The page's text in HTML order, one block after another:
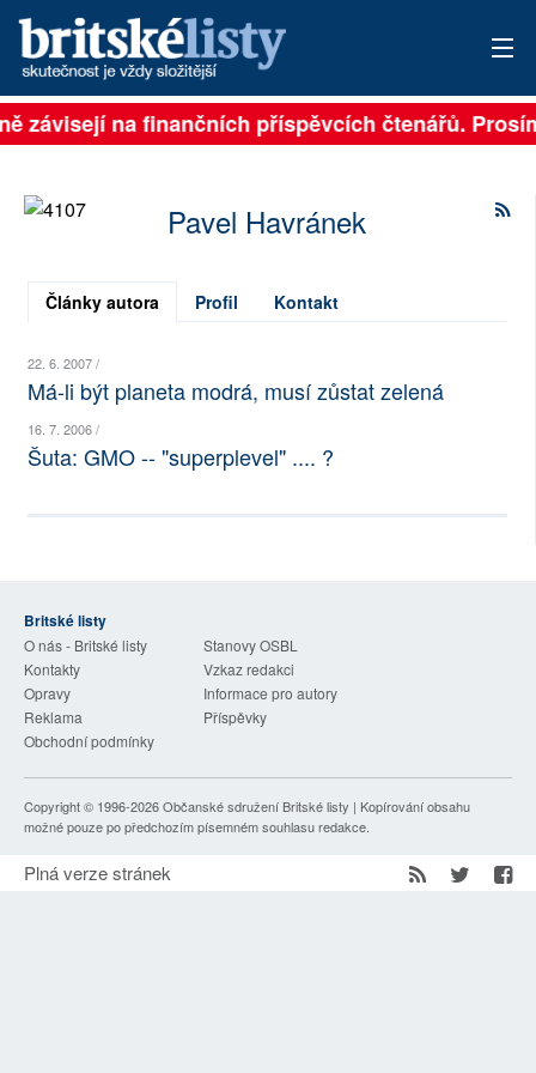
PŘIHLÁSIT
ROZHOVORY
NEJČTENĚJŠÍ ZA 7 DNÍ
AUTOŘI
RUBRIKY
PLNÁ VERZE STRÁNEK
závisejí na finančních příspěvcích čtenářů.
Pavel Havránek
Články autora Profil Kontakt
22. 6. 2007 /
Má-li být planeta modrá, musí zůstat zelená
16. 7. 2006 /
Šuta: GMO -- "superplevel" .... ?
Britské listy
O nás - Britské listy
Stanovy OSBL
Kontakty
Vzkaz redakci
Opravy
Informace pro autory
Reklama
Příspěvky
Obchodní podmínky
Copyright © 1996-2026Občanské sdružení Britské listy | Kopírování obsahu
možné pouze po předchozím písemném souhlasu redakce.
Plná verze stránek